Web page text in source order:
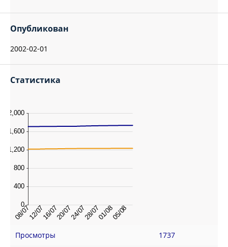
Опубликован
2002-02-01
Статистика
Просмотры 1737